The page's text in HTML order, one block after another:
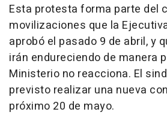
Esta protesta forma parte del
movilizaciones que la
aprobó el pasado 9 de abril, y
irán endureciendo de manera
Ministerio no reacciona. El
previsto realizar una nueva
próximo 20 de mayo.